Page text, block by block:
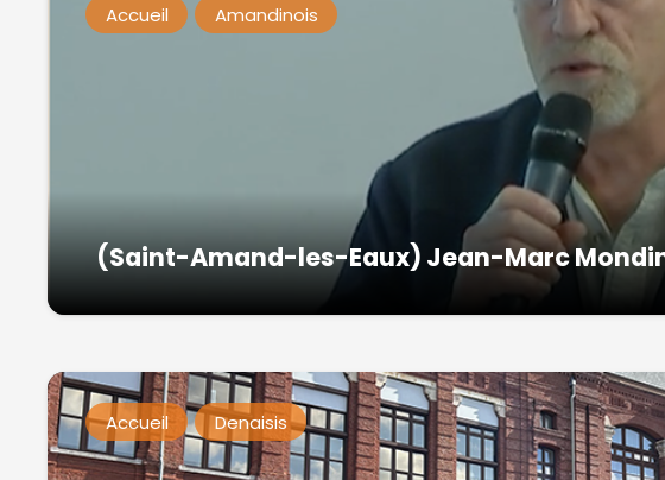
Accueil Amandinois
(Saint-Amand-les-Eaux) Jean-Marc
Accueil Denaisis